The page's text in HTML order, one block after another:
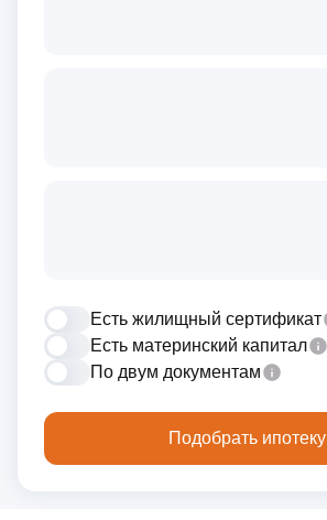
Есть жилищный сертификат
Есть материнский капитал
По двум документам
Подобрать ипотеку